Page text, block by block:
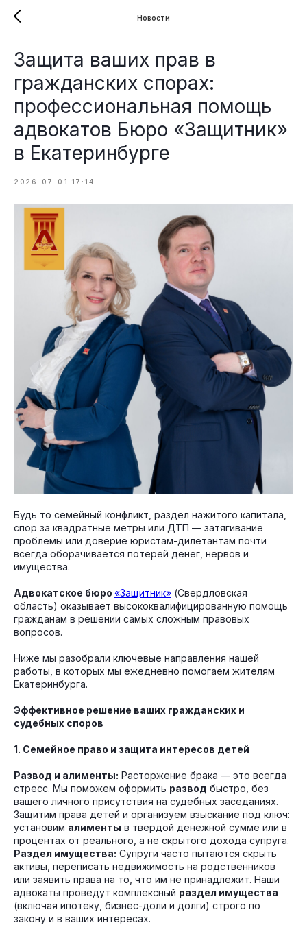
Новости
Защита ваших прав в
гражданских спорах:
профессиональная помощь
адвокатов Бюро «Защитник»
в Екатеринбурге
2026-07-01 17:14
Будь то семейный конфликт, раздел нажитого капитала,
спор за квадратные метры или ДТП — затягивание
проблемы или доверие юристам-дилетантам почти
всегда оборачивается потерей денег, нервов и
имущества.
Адвокатское бюро «Защитник» (Свердловская
область) оказывает высококвалифицированную помощь
гражданам в решении самых сложным правовых
вопросов.
Ниже мы разобрали ключевые направления нашей
работы, в которых мы ежедневно помогаем жителям
Екатеринбурга.
Эффективное решение ваших гражданских и
судебных споров
1. Семейное право и защита интересов детей
Развод и алименты: Расторжение брака — это всегда
стресс. Мы поможем оформить развод быстро, без
вашего личного присутствия на судебных заседаниях.
Защитим права детей и организуем взыскание под ключ:
установим алименты в твердой денежной сумме или в
процентах от реального, а не скрытого дохода супруга.
Раздел имущества: Супруги часто пытаются скрыть
активы, переписать недвижимость на родственников
или заявить права на то, что им не принадлежит. Наши
адвокаты проведут комплексный раздел имущества
(включая ипотеку, бизнес-доли и долги) строго по
закону и в ваших интересах.